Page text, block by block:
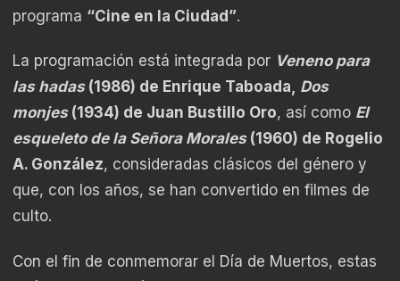
programa “Cine en la Ciudad”.
La programación está integrada por Veneno para
las hadas(1986) de Enrique Taboada, Dos
monjes(1934) de Juan Bustillo Oro, así como El
esqueleto de la Señora Morales(1960) de Rogelio
A. González, consideradas clásicos del género y
que, con los años, se han convertido en filmes de
culto.
Con el fin de conmemorar el Día de Muertos, estas